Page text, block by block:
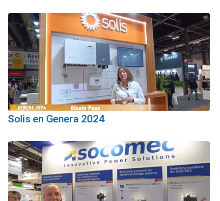
Solis en Genera 2024